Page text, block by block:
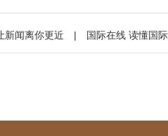
新闻离你更近 | 国际在线 读懂国